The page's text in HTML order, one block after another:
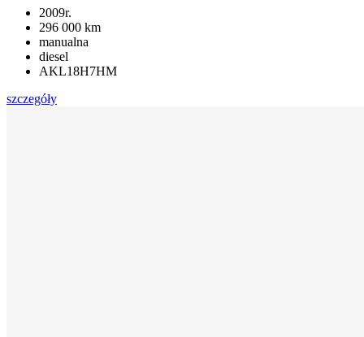
2009r.
296 000 km
manualna
diesel
AKL18H7HM
szczegóły